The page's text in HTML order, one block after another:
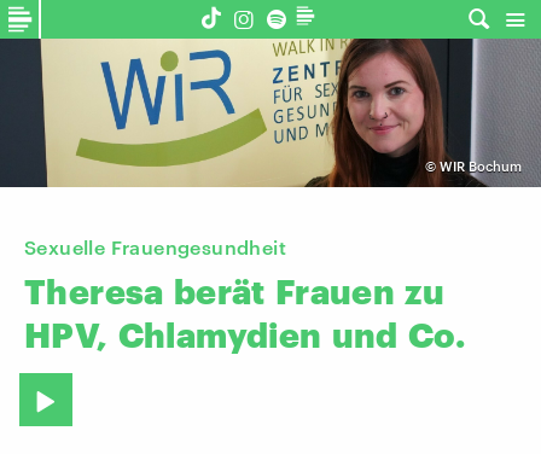
© WIR Bochum
Sexuelle Frauengesundheit
Theresa berät Frauen zu
HPV, Chlamydien und Co.